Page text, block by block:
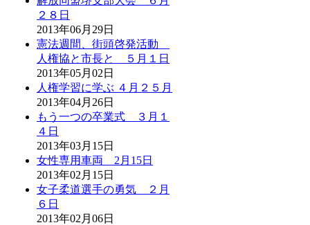
２８日
2013年06月29日
憲法週間、街頭啓発活動
人権協と市長と ５月１日
2013年05月02日
人権学習に学ぶ ４月２５月
2013年04月26日
もう一つの卒業式 ３月１
４日
2013年03月15日
女性専用車両 2月15日
2013年02月15日
女子柔道選手の勇気 ２月
６日
2013年02月06日